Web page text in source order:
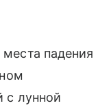
падения
с лунной